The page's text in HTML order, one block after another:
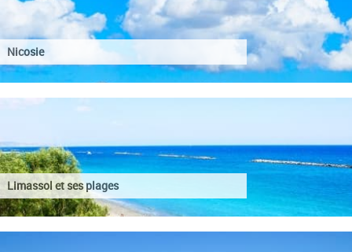
Nicosie
Limassol et ses plages